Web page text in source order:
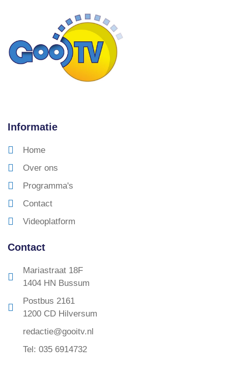
Informatie
Home
Over ons
Programma's
Contact
Videoplatform
Contact
Mariastraat 18F
1404 HN Bussum
Postbus 2161
1200 CD Hilversum
redactie@gooitv.nl
Tel: 035 6914732